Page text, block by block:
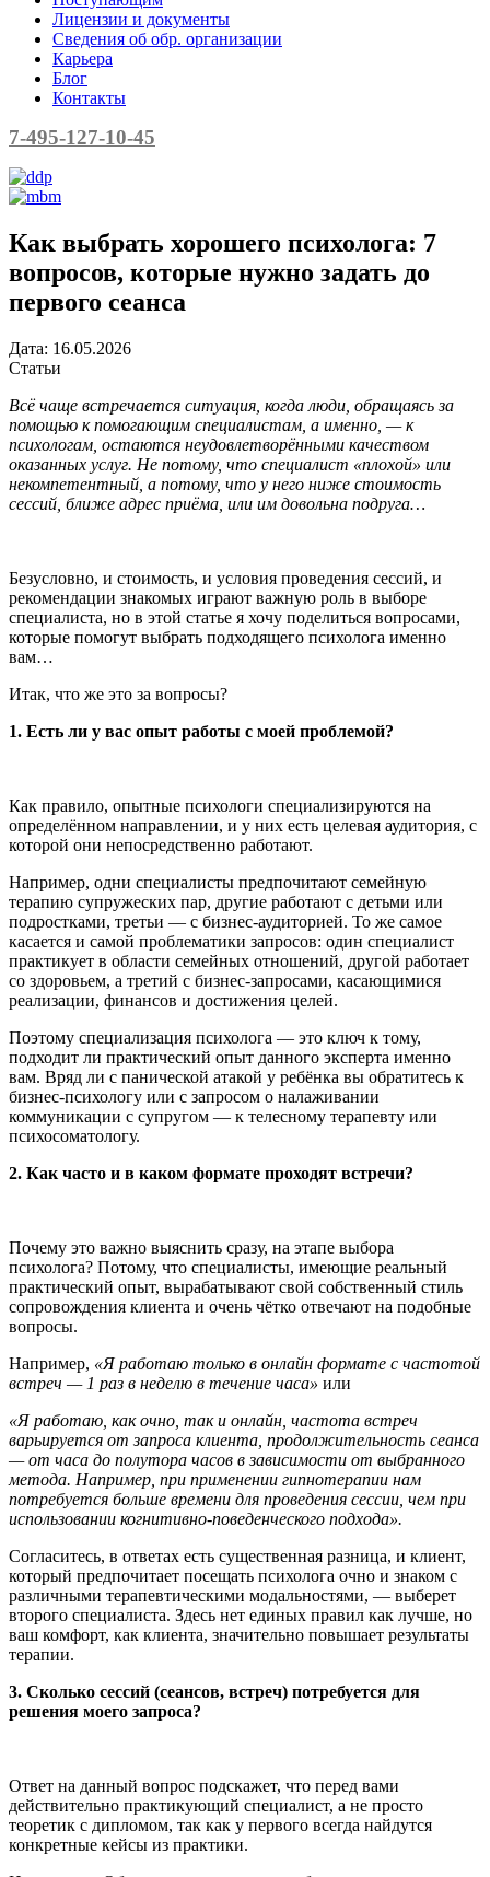
Лицензии и документы
Сведения об обр. организации
Карьера
Блог
Контакты
7-495-127-10-45
Как выбрать хорошего психолога: 7
вопросов, которые нужно задать до
первого сеанса
Дата: 16.05.2026
Статьи
Всё чаще встречается ситуация, когда люди, обращаясь за
помощью к помогающим специалистам, а именно, — к
психологам, остаются неудовлетворёнными качеством
оказанных услуг. Не потому, что специалист «плохой» или
некомпетентный, а потому, что у него ниже стоимость
сессий, ближе адрес приёма, или им довольна подруга…
Безусловно, и стоимость, и условия проведения сессий, и
рекомендации знакомых играют важную роль в выборе
специалиста, но в этой статье я хочу поделиться вопросами,
которые помогут выбрать подходящего психолога именно
вам…
Итак, что же это за вопросы?
1. Есть ли у вас опыт работы с моей проблемой?
Как правило, опытные психологи специализируются на
определённом направлении, и у них есть целевая аудитория, с
которой они непосредственно работают.
Например, одни специалисты предпочитают семейную
терапию супружеских пар, другие работают с детьми или
подростками, третьи — с бизнес-аудиторией. То же самое
касается и самой проблематики запросов: один специалист
практикует в области семейных отношений, другой работает
со здоровьем, а третий с бизнес-запросами, касающимися
реализации, финансов и достижения целей.
Поэтому специализация психолога — это ключ к тому,
подходит ли практический опыт данного эксперта именно
вам. Вряд ли с панической атакой у ребёнка вы обратитесь к
бизнес-психологу или с запросом о налаживании
коммуникации с супругом — к телесному терапевту или
психосоматологу.
2. Как часто и в каком формате проходят встречи?
Почему это важно выяснить сразу, на этапе выбора
психолога? Потому, что специалисты, имеющие реальный
практический опыт, вырабатывают свой собственный стиль
сопровождения клиента и очень чётко отвечают на подобные
вопросы.
Например, «Я работаю только в онлайн формате с частотой
встреч — 1 раз в неделю в течение часа» или
«Я работаю, как очно, так и онлайн, частота встреч
варьируется от запроса клиента, продолжительность сеанса
— от часа до полутора часов в зависимости от выбранного
метода. Например, при применении гипнотерапии нам
потребуется больше времени для проведения сессии, чем при
использовании когнитивно-поведенческого подхода».
Согласитесь, в ответах есть существенная разница, и клиент,
который предпочитает посещать психолога очно и знаком с
различными терапевтическими модальностями, — выберет
второго специалиста. Здесь нет единых правил как лучше, но
ваш комфорт, как клиента, значительно повышает результаты
терапии.
3. Сколько сессий (сеансов, встреч) потребуется для
решения моего запроса?
Ответ на данный вопрос подскажет, что перед вами
действительно практикующий специалист, а не просто
теоретик с дипломом, так как у первого всегда найдутся
конкретные кейсы из практики.